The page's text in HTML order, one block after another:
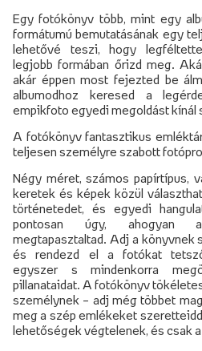
Egy fotókönyv több, mint egy
formátumú bemutatásának egy
lehetővé teszi, hogy
legjobb formában őrizd meg.
akár éppen most fejezted be
albumodhoz keresed a
empikfoto egyedi megoldást kínál
A fotókönyv fantasztikus
teljesen személyre szabott
Négy méret, számos papírtípus,
keretek és képek közül
történetedet, és egyedi
pontosan úgy, ahogyan
megtapasztaltad. Adj a könyvnek
és rendezd el a fotókat
egyszer s mindenkorra
pillanataidat. A fotókönyv
személynek – adj még többet
meg a szép emlékeket
lehetőségek végtelenek, és csak